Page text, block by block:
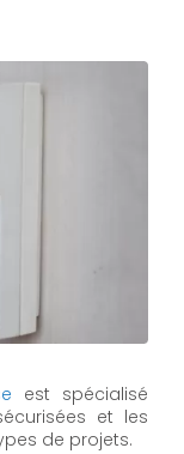
est spécialisé
et les
de projets.